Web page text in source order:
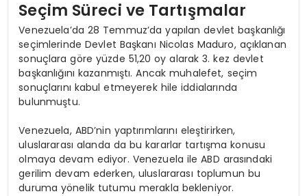
Seçim Süreci ve Tartışmalar
Venezuela’da 28 Temmuz’da yapılan devlet başkanlığı
seçimlerinde Devlet Başkanı Nicolas Maduro, açıklanan
sonuçlara göre yüzde 51,20 oy alarak 3. kez devlet
başkanlığını kazanmıştı. Ancak muhalefet, seçim
sonuçlarını kabul etmeyerek hile iddialarında
bulunmuştu.
Venezuela, ABD’nin yaptırımlarını eleştirirken,
uluslararası alanda da bu kararlar tartışma konusu
olmaya devam ediyor. Venezuela ile ABD arasındaki
gerilim devam ederken, uluslararası toplumun bu
duruma yönelik tutumu merakla bekleniyor.